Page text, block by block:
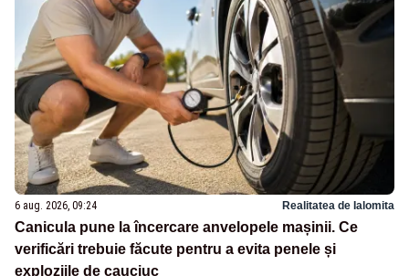
6 aug. 2026, 09:24 Realitatea de Ialomita
Canicula pune la încercare anvelopele mașinii. Ce
verificări trebuie făcute pentru a evita penele și
exploziile de cauciuc